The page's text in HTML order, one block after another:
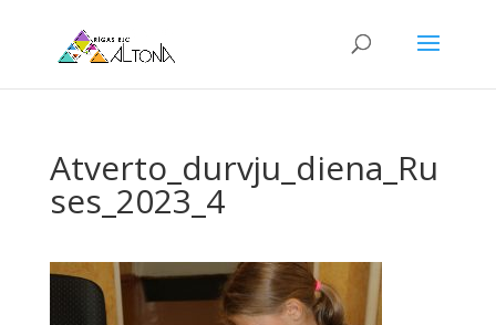
Atverto_durvju_diena_Ru
ses_2023_4